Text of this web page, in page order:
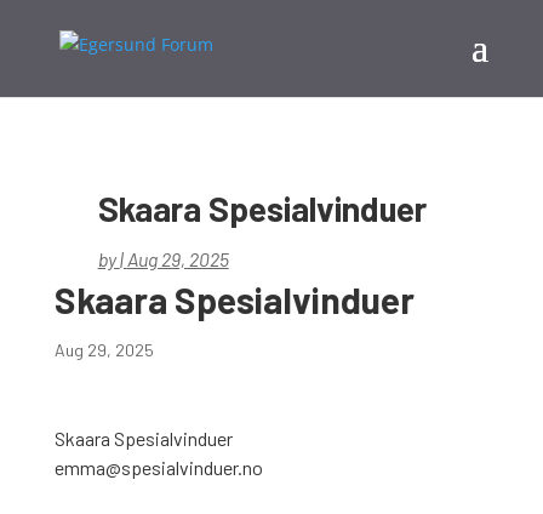
Skaara Spesialvinduer
by| Aug 29, 2025
Skaara Spesialvinduer
Aug 29, 2025
Skaara Spesialvinduer
emma@spesialvinduer.no